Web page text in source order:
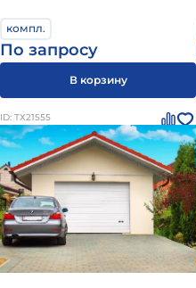
компл.
По запросу
В корзину
ID: ТХ21555